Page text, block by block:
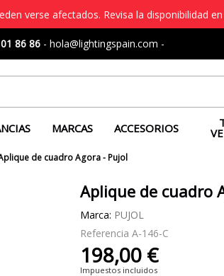
verse afectados. Revisa la disponibilidad
86 86 - hola@lightingspain.com -
MARCAS ACCESORIOS
de cuadro Agora - Pujol
Aplique de cuadro
Marca: PUJOL
Referencia A-146-C
198,00 €
Impuestos incluidos